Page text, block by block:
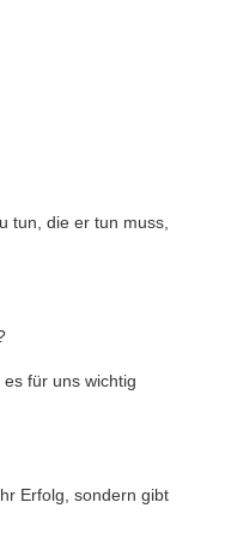
tun, die er tun muss,
für uns wichtig
Erfolg, sondern gibt